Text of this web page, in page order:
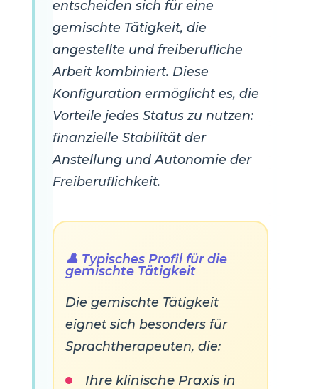
entscheiden sich für eine
gemischte Tätigkeit, die
angestellte und freiberufliche
Arbeit kombiniert. Diese
Konfiguration ermöglicht es, die
Vorteile jedes Status zu nutzen:
finanzielle Stabilität der
Anstellung und Autonomie der
Freiberuflichkeit.
👤 Typisches Profil für die
gemischte Tätigkeit
Die gemischte Tätigkeit
eignet sich besonders für
Sprachtherapeuten, die:
Ihre klinische Praxis in